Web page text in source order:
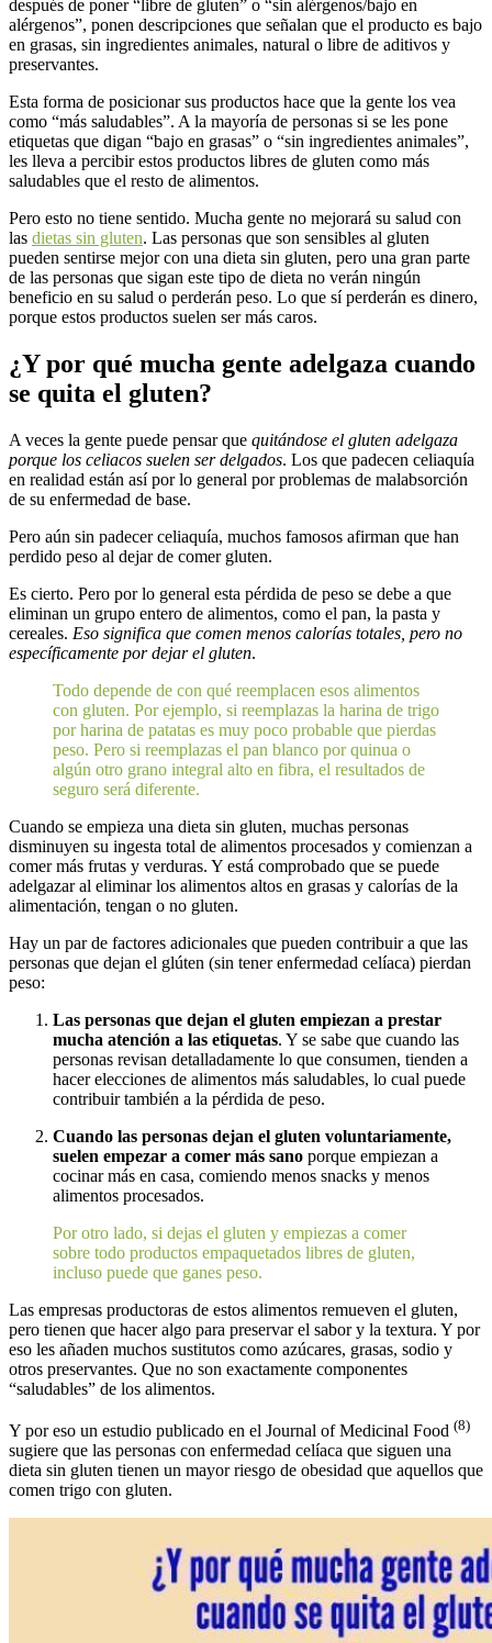
después de poner “libre de gluten” o “sin alérgenos/bajo en
alérgenos”, ponen descripciones que señalan que el producto es bajo
en grasas, sin ingredientes animales, natural o libre de aditivos y
preservantes.
Esta forma de posicionar sus productos hace que la gente los vea
como “más saludables”. A la mayoría de personas si se les pone
etiquetas que digan “bajo en grasas” o “sin ingredientes animales”,
les lleva a percibir estos productos libres de gluten como más
saludables que el resto de alimentos.
Pero esto no tiene sentido. Mucha gente no mejorará su salud con
las dietas sin gluten. Las personas que son sensibles al gluten
pueden sentirse mejor con una dieta sin gluten, pero una gran parte
de las personas que sigan este tipo de dieta no verán ningún
beneficio en su salud o perderán peso. Lo que sí perderán es dinero,
porque estos productos suelen ser más caros.
¿Y por qué mucha gente adelgaza cuando
se quita el gluten?
A veces la gente puede pensar que quitándose el gluten adelgaza
porque los celiacos suelen ser delgados. Los que padecen celiaquía
en realidad están así por lo general por problemas de malabsorción
de su enfermedad de base.
Pero aún sin padecer celiaquía, muchos famosos afirman que han
perdido peso al dejar de comer gluten.
Es cierto. Pero por lo general esta pérdida de peso se debe a que
eliminan un grupo entero de alimentos, como el pan, la pasta y
cereales. Eso significa que comen menos calorías totales, pero no
específicamente por dejar el gluten.
Todo depende de con qué reemplacen esos alimentos
con gluten. Por ejemplo, si reemplazas la harina de trigo
por harina de patatas es muy poco probable que pierdas
peso. Pero si reemplazas el pan blanco por quinua o
algún otro grano integral alto en fibra, el resultados de
seguro será diferente.
Cuando se empieza una dieta sin gluten, muchas personas
disminuyen su ingesta total de alimentos procesados y comienzan a
comer más frutas y verduras. Y está comprobado que se puede
adelgazar al eliminar los alimentos altos en grasas y calorías de la
alimentación, tengan o no gluten.
Hay un par de factores adicionales que pueden contribuir a que las
personas que dejan el glúten (sin tener enfermedad celíaca) pierdan
peso:
Las personas que dejan el gluten empiezan a prestar
mucha atención a las etiquetas. Y se sabe que cuando las
personas revisan detalladamente lo que consumen, tienden a
hacer elecciones de alimentos más saludables, lo cual puede
contribuir también a la pérdida de peso.
Cuando las personas dejan el gluten voluntariamente,
suelen empezar a comer más sano porque empiezan a
cocinar más en casa, comiendo menos snacks y menos
alimentos procesados.
Por otro lado, si dejas el gluten y empiezas a comer
sobre todo productos empaquetados libres de gluten,
incluso puede que ganes peso.
Las empresas productoras de estos alimentos remueven el gluten,
pero tienen que hacer algo para preservar el sabor y la textura. Y por
eso les añaden muchos sustitutos como azúcares, grasas, sodio y
otros preservantes. Que no son exactamente componentes
“saludables” de los alimentos.
Y por eso un estudio publicado en el Journal of Medicinal Food (8)
sugiere que las personas con enfermedad celíaca que siguen una
dieta sin gluten tienen un mayor riesgo de obesidad que aquellos que
comen trigo con gluten.